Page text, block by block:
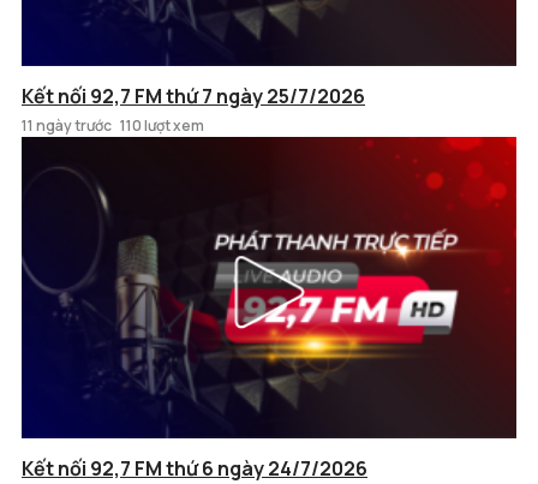
Kết nối 92,7 FM thứ 7 ngày 25/7/2026
11 ngày trước 110 lượt xem
Kết nối 92,7 FM thứ 6 ngày 24/7/2026